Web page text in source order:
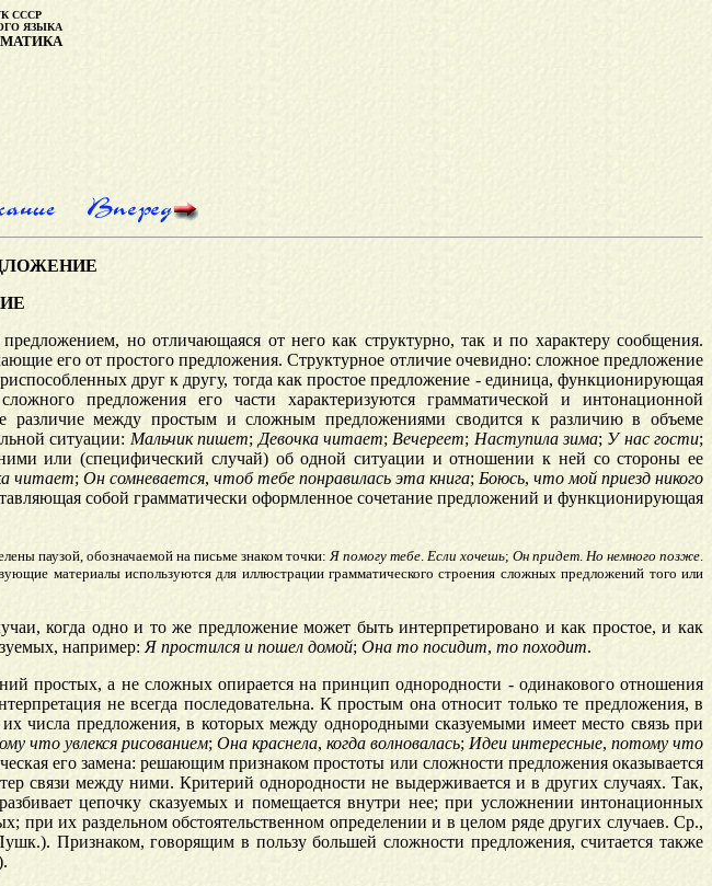
СССР
ЯЗЫКА
но отличающаяся от него как структурно, так и по характеру сообщения.
его от простого предложения. Структурное отличие очевидно: сложное предложение
друг к другу, тогда как простое предложение - единица, функционирующая
предложения его части характеризуются грамматической и интонационной
различие между простым и сложным предложениями сводится к различию в объеме
ситуации: Мальчик пишет;Девочка читает;Вечереет; Наступила зима; У нас гости;
или (специфический случай) об одной ситуации и отношении к ней со стороны ее
читает; Он сомневается, чтоб тебе понравилась эта книга; Боюсь, что мой приезд никого
собой грамматически оформленное сочетание предложений и функционирующая
паузой, обозначаемой на письме знаком точки:Я помогу тебе. Если хочешь; Он придет. Но немного позже.
материалы используются для иллюстрации грамматического строения сложных предложений того или
когда одно и то же предложение может быть интерпретировано и как простое, и как
например:Я простился и пошел домой; Она то посидит, то походит.
простых, а не сложных опирается на принцип однородности - одинакового отношения
не всегда последовательна. К простым она относит только те предложения, в
числа предложения, в которых между однородными сказуемыми имеет место связь при
что увлекся рисованием; Она краснела, когда волновалась; Идеи интересные,потому что
его замена: решающим признаком простоты или сложности предложения оказывается
связи между ними. Критерий однородности не выдерживается и в других случаях. Так,
цепочку сказуемых и помещается внутри нее; при усложнении интонационных
при их раздельном обстоятельственном определении и в целом ряде других случаев. Ср.,
Признаком, говорящим в пользу большей сложности предложения, считается также